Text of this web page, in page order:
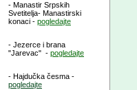
- Manastir Srpskih
Svetitelja- Manastirski
konaci - pogledajte
- Jezerce i brana
"Jarevac" - pogledajte
- Hajdučka česma -
pogledajte